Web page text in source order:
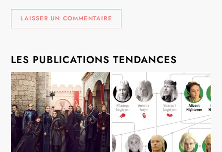
LES PUBLICATIONS TENDANCES